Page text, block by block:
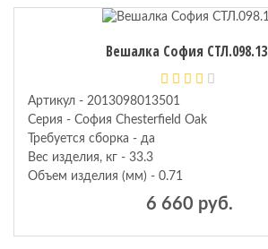
Вешалка София СТЛ.098.13
Артикул - 2013098013501
Серия - София Chesterfield Oak
Требуется сборка - да
Вес изделия, кг - 33.3
Объем изделия (мм) - 0.71
6 660 руб.